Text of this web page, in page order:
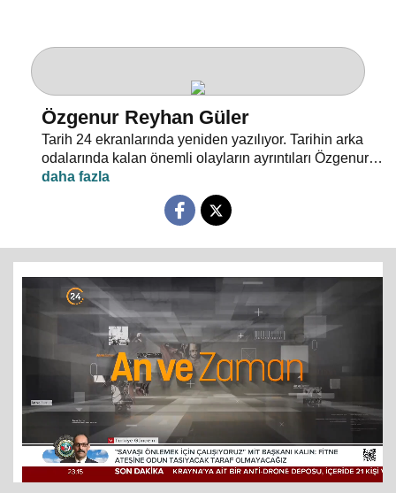
Özgenur Reyhan Güler
Tarih 24 ekranlarında yeniden yazılıyor. Tarihin arka
odalarında kalan önemli olayların ayrıntıları Özgenur
Reyhan Güler’in moderatörlüğünde "An ve Zaman"da